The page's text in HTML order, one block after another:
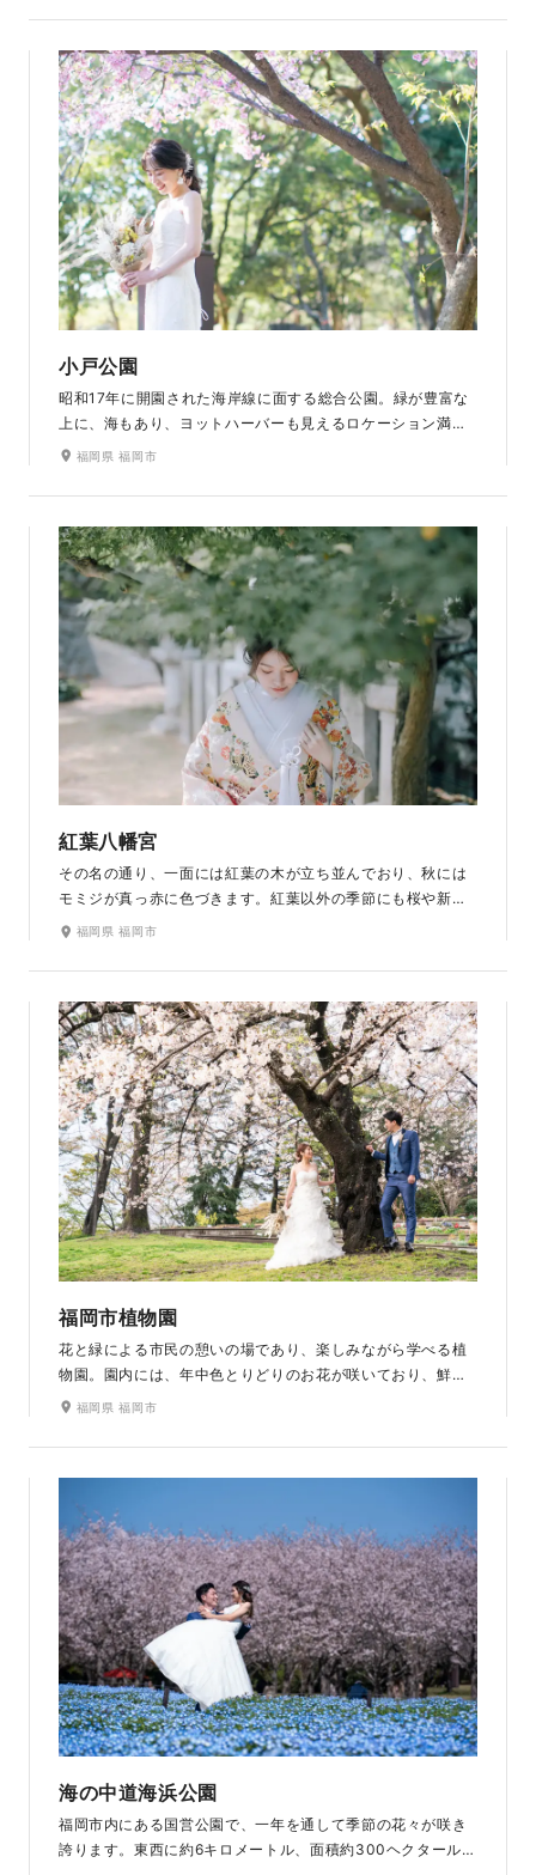
史と憩いのセントラルパークでゆったりと過ごしながら撮影
ができます。
小戸公園
昭和17年に開園された海岸線に面する総合公園。緑が豊富な
上に、海もあり、ヨットハーバーも見えるロケーション満点
の公園で、海と緑の両方を楽しめるのがポイント。どちらで
めるアットホームな公園で、散策しながらの撮影をお楽しみ
いただけます。
福岡県 福岡市
紅葉八幡宮
その名の通り、一面には紅葉の木が立ち並んでおり、秋には
モミジが真っ赤に色づきます。紅葉以外の季節にも桜や新緑
など一年中憩いの場としても親しまれている神社です。福岡
色を残したい人に魅力あるロケ地です。
福岡県 福岡市
福岡市植物園
花と緑による市民の憩いの場であり、楽しみながら学べる植
物園。園内には、年中色とりどりのお花が咲いており、鮮や
かで映える写真を残せるロケ地です。約2,600種を有し、大
可能で快適に撮影ができます。
福岡県 福岡市
海の中道海浜公園
福岡市内にある国営公園で、一年を通して季節の花々が咲き
誇ります。東西に約6キロメートル、面積約300ヘクタールと